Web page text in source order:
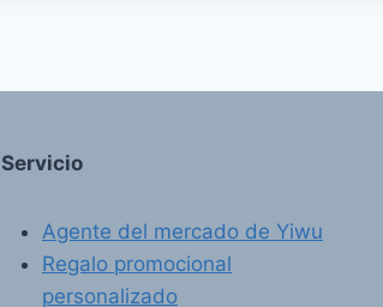
Servicio
Agente del mercado de Yiwu
Regalo promocional
personalizado